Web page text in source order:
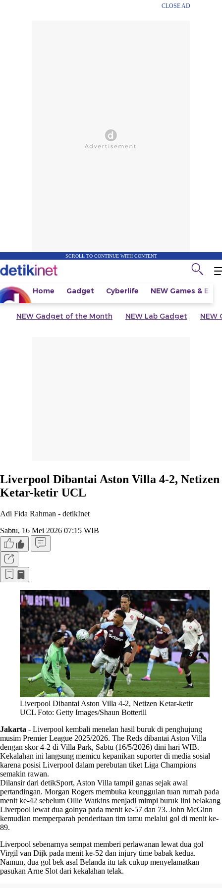
CLOSE AD
SCROLL TO CONTINUE WITH CONTENT
Home Gadget Cyberlife NEW Games &
NEW Gadget of the Month NEW Lab Gadget NEW
Liverpool Dibantai Aston Villa 4-2, Netizen
Ketar-ketir UCL
Adi Fida Rahman - detikInet
Sabtu, 16 Mei 2026 07:15 WIB
Liverpool Dibantai Aston Villa 4-2, Netizen Ketar-ketir
UCL Foto: Getty Images/Shaun Botterill
Jakarta - Liverpool kembali menelan hasil buruk di penghujung
musim Premier League 2025/2026. The Reds dibantai Aston Villa
dengan skor 4-2 di Villa Park, Sabtu (16/5/2026) dini hari WIB.
Kekalahan ini langsung memicu kepanikan suporter di media sosial
karena posisi Liverpool dalam perebutan tiket Liga Champions
semakin rawan.
Dilansir dari detikSport, Aston Villa tampil ganas sejak awal
pertandingan. Morgan Rogers membuka keunggulan tuan rumah pada
menit ke-42 sebelum Ollie Watkins menjadi mimpi buruk lini belakang
Liverpool lewat dua golnya pada menit ke-57 dan 73. John McGinn
kemudian memperparah penderitaan tim tamu melalui gol di menit ke-
89.
Liverpool sebenarnya sempat memberi perlawanan lewat dua gol
Virgil van Dijk pada menit ke-52 dan injury time babak kedua.
Namun, dua gol bek asal Belanda itu tak cukup menyelamatkan
pasukan Arne Slot dari kekalahan telak.